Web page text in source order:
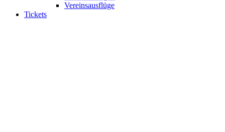
Vereinsausflüge
Tickets